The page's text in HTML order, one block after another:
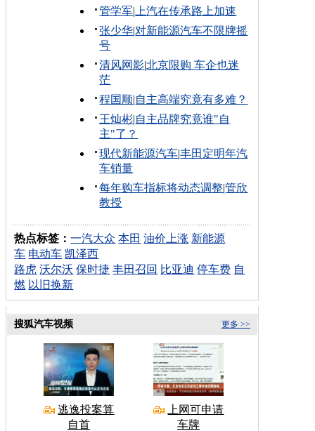
管学军| 上汽在传承路上加速
张少华|对新能源汽车不限牌摇
号
清风网影|北京限购 车企也迷
茫
程国顺|自主高端究竟有多难？
王灿彬|自主品牌究竟谁"自
主"了？
现代新能源汽车|丰田定明年汽
车销量
每年购车指标将动态调整|管欣
教授
热点标签：一汽大众 本田 油价上涨 新能源
车 电动车 凯泽西
路虎 沃尔沃 保时捷 丰田召回 比亚迪 停车费 自
燃 以旧换新
更多 >>
搜狐汽车视频
逃逸投案算
自首
上网可申请
车牌